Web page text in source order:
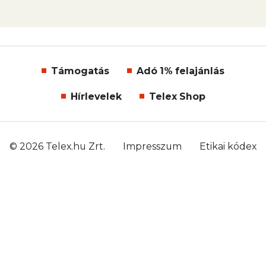
Támogatás Adó 1% felajánlás
Hírlevelek Telex Shop
© 2026 Telex.hu Zrt. Impresszum Etikai kódex